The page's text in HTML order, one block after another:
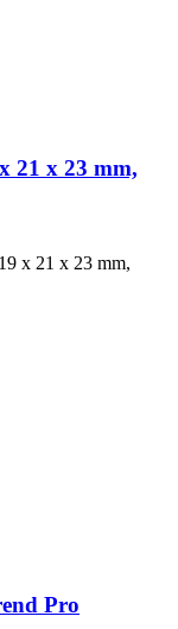
21 x 23 mm,
x 21 x 23 mm,
Pro